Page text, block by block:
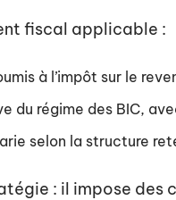
fiscal applicable :
à l’impôt sur le
du régime des BIC,
selon la structure
: il impose des